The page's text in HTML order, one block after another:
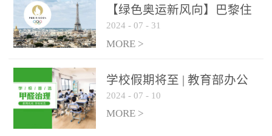
【绿色奥运新风向】巴黎住
宿风波：优吸环保共建健康
绿色家居
2024 - 07 - 31
MORE >
学校假期将至 | 教育部办公
厅关于加强学校新建校舍室
内空气质量管理通知
2024 - 07 - 10
MORE >